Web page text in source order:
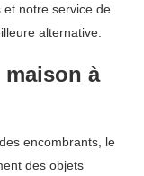
et notre service de
alternative.
à
encombrants, le
des objets